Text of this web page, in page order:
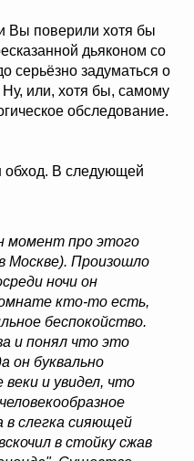
Вы поверили хотя бы
дьяконом со
серьёзно задуматься о
или, хотя бы, самому
обследование.
В следующей
момент про этого
Москве). Произошло
ночи он
кто-то есть,
беспокойство.
и понял что это
он буквально
и увидел, что
в слегка сияющей
в стойку сжав